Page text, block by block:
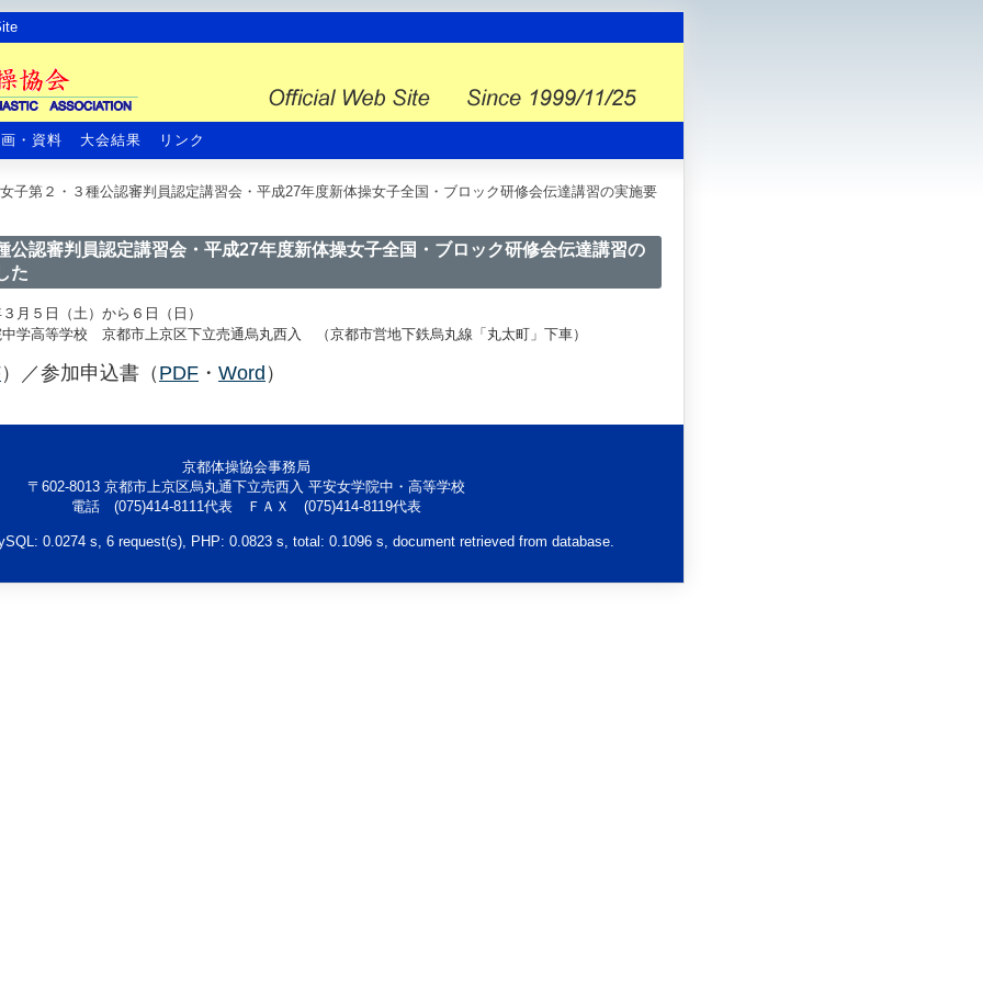
・資料 大会結果 リンク
子第２・３種公認審判員認定講習会・平成27年度新体操女子全国・ブロック研修会伝達講習の実施要
公認審判員認定講習会・平成27年度新体操女子全国・ブロック研修会伝達講習の
た
５日（土）から６日（日）
学高等学校 京都市上京区下立売通烏丸西入 （京都市営地下鉄烏丸線「丸太町」下車）
）／参加申込書（ PDF ・ Word ）
京都体操協会事務局
〒602-8013 京都市上京区烏丸通下立売西入 平安女学院中・高等学校
電話 (075)414-8111代表 ＦＡＸ (075)414-8119代表
0.0274 s, 6 request(s), PHP: 0.0823 s, total: 0.1096 s, document retrieved from database.